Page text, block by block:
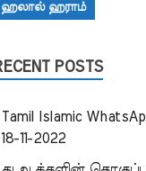
ஹலால் ஹராம்
POSTS
Tamil Islamic
18-11-2022